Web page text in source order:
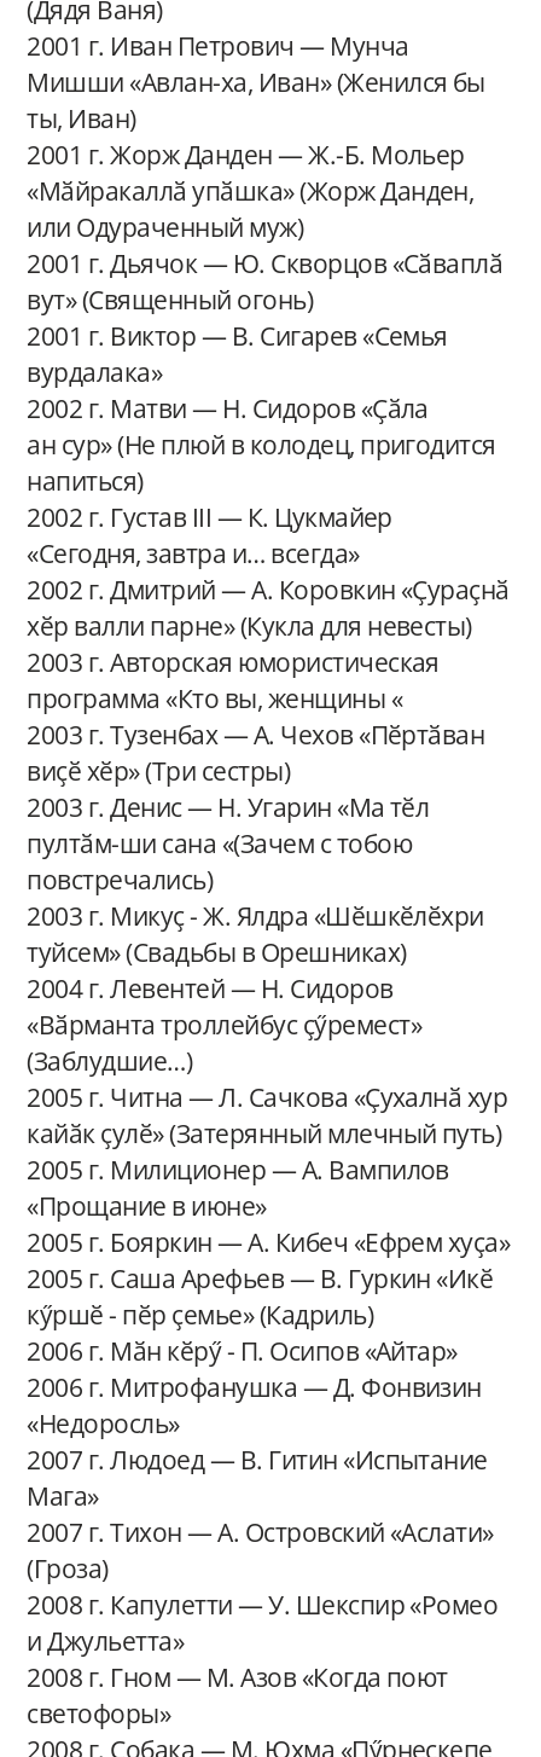
(Дядя Ваня)
2001 г. Иван Петрович — Мунча
Мишши «Авлан-ха, Иван» (Женился бы
ты, Иван)
2001 г. Жорж Данден — Ж.-Б. Мольер
«Мӑйракаллӑ упӑшка» (Жорж Данден,
или Одураченный муж)
2001 г. Дьячок — Ю. Скворцов «Сӑваплӑ
вут» (Священный огонь)
2001 г. Виктор — В. Сигарев «Семья
вурдалака»
2002 г. Матви — Н. Сидоров «Ҫӑла
ан сур» (Не плюй в колодец, пригодится
напиться)
2002 г. Густав III — К. Цукмайер
«Сегодня, завтра и… всегда»
2002 г. Дмитрий — А. Коровкин «Ҫураҫнӑ
хӗр валли парне» (Кукла для невесты)
2003 г. Авторская юмористическая
программа «Кто вы, женщины «
2003 г. Тузенбах — А. Чехов «Пӗртӑван
виҫӗ хӗр» (Три сестры)
2003 г. Денис — Н. Угарин «Ма тӗл
пултӑм-ши сана «(Зачем с тобою
повстречались)
2003 г. Микуҫ - Ж. Ялдра «Шӗшкӗлӗхри
туйсем» (Свадьбы в Орешниках)
2004 г. Левентей — Н. Сидоров
«Вӑрманта троллейбус ҫӳремест»
(Заблудшие…)
2005 г. Читна — Л. Сачкова «Ҫухалнӑ хур
кайӑк ҫулӗ» (Затерянный млечный путь)
2005 г. Милиционер — А. Вампилов
«Прощание в июне»
2005 г. Бояркин — А. Кибеч «Ефрем хуҫа»
2005 г. Саша Арефьев — В. Гуркин «Икӗ
кӳршӗ - пӗр ҫемье» (Кадриль)
2006 г. Мӑн кӗрӳ - П. Осипов «Айтар»
2006 г. Митрофанушка — Д. Фонвизин
«Недоросль»
2007 г. Людоед — В. Гитин «Испытание
Мага»
2007 г. Тихон — А. Островский «Аслати»
(Гроза)
2008 г. Капулетти — У. Шекспир «Ромео
и Джульетта»
2008 г. Гном — М. Азов «Когда поют
светофоры»
2008 г. Собака — М. Юхма «Пӳрнескепе